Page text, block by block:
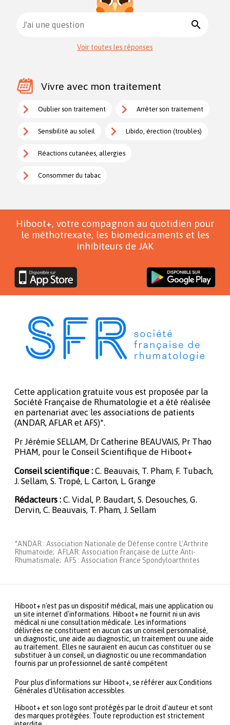
J'ai une question search
Voir toutes les réponses
Vivre avec mon traitement
Oublier son traitement Arrêter son traitement
Sensibilité au soleil Libido, érection (troubles)
Réactions cutanées, allergies
Consommer du tabac
Hiboot+, votre compagnon au quotidien pour
le méthotrexate, les biomédicaments et les
inhibiteurs de JAK
Cette application gratuite vous est proposée par la
Société Française de Rhumatologie et a été réalisée
en partenariat avec les associations de patients
(ANDAR, AFLAR et AFS)*.
Pr Jérémie SELLAM, Dr Catherine BEAUVAIS, Pr Thao
PHAM, pour le Conseil Scientifique de Hiboot+
Conseil scientifique : C. Beauvais, T. Pham, F. Tubach,
J. Sellam, S. Tropé, L. Carton, L. Grange
Rédacteurs : C. Vidal, P. Baudart, S. Desouches, G.
Dervin, C. Beauvais, T. Pham, J. Sellam
*ANDAR : Association Nationale de Défense contre L'Arthrite
Rhumatoide; AFLAR: Association Française de Lutte Anti-
Rhumatismale; AFS : Association France Spondyloarthrites
Hiboot+ n'est pas un dispositif médical, mais une application ou
un site internet d'informations. Hiboot+ ne fournit ni un avis
médical ni une consultation médicale. Les informations
délivrées ne constituent en aucun cas un conseil personnalisé,
un diagnostic, une aide au diagnostic, un traitement ou une aide
au traitement. Elles ne sauraient en aucun cas constituer ou se
substituer à un conseil, un diagnostic ou une recommandation
fournis par un professionnel de santé compétent
Pour plus d'informations sur Hiboot+, se référer aux Conditions
Générales d'Utilisation accessibles.
Hiboot+ et son logo sont protégés par le droit d'auteur et sont
des marques protégées. Toute reproduction est strictement